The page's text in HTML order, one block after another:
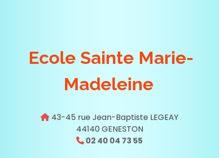
Ecole Sainte Marie-
Madeleine
43-45 rue Jean-Baptiste LEGEAY
44140 GENESTON
02 40 04 73 55